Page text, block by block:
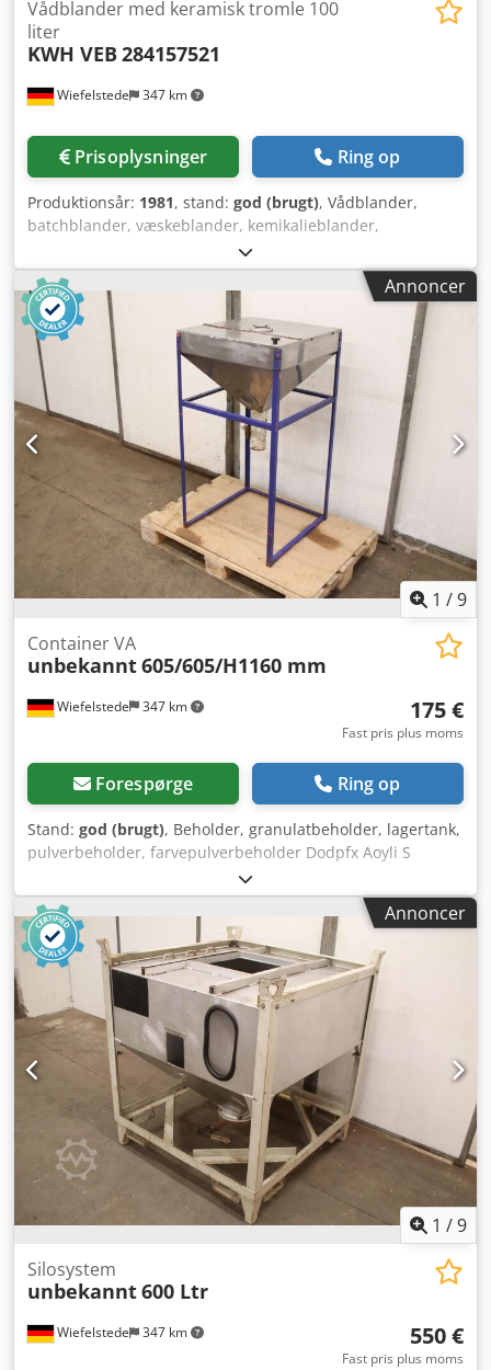
Wiefelstede 347 km
Vådblander med keramisk tromle 100
liter
KWH VEB 284157521
Prisoplysninger Ring op
Produktionsår: 1981, stand: god (brugt), Vådblander,
batchblander, væskeblander, kemikalieblander,
tromleblander - Fabrikat: KWH VEB, vådblander med
keramik-tromle - Type: 2841.5.7521 - Tromlekapacitet: 100
liter - Tromlehastighed: 38 omdr./min - Motor: 1,1 kW -
Samlede dimensioner: 1520/670/H930 mm Dksdjvmq Iyjpfx
Akmsr - Vægt: 487 kg
Annoncer
1 /9
Wiefelstede 347 km
Container VA
unbekannt605/605/H1160 mm
175 €
Fast pris plus moms
Forespørge Ring op
Stand: god (brugt), Beholder, granulatbeholder, lagertank,
pulverbeholder, farvepulverbeholder Dodpfx Aoyli S
Eekmokr - Beholder: Granulatbeholder - Materiale: Tank i
rustfrit stål - Mål: se teknisk tegning på foto - Antal: 2
beholdere tilgængelige - Pris: pr. stk. - Dimensioner:
605/605/H1160 mm - Vægt: 28 kg/stk.
Annoncer
1 /9
Wiefelstede 347 km
Silosystem
unbekannt600 Ltr
550 €
Fast pris plus moms